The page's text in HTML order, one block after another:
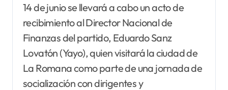
14 de junio se llevará a cabo un acto de
recibimiento al Director Nacional de
Finanzas del partido, Eduardo Sanz
Lovatón (Yayo), quien visitará la ciudad de
La Romana como parte de una jornada de
socialización con dirigentes y